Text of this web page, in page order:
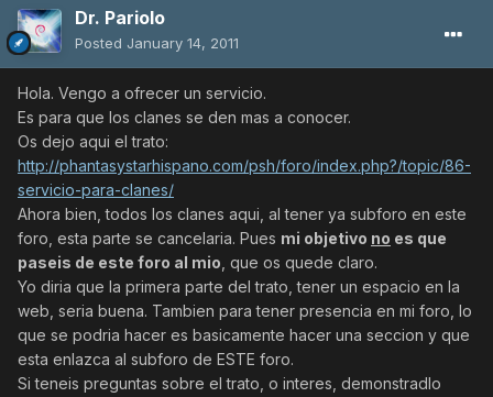
Dr. Pariolo
Posted January 14, 2011
Hola. Vengo a ofrecer un servicio.
Es para que los clanes se den mas a conocer.
Os dejo aqui el trato:
http://phantasystarhispano.com/psh/foro/index.php?/topic/86-
servicio-para-clanes/
Ahora bien, todos los clanes aqui, al tener ya subforo en este
foro, esta parte se cancelaria. Pues mi objetivo no es que
paseis de este foro al mio , que os quede claro.
Yo diria que la primera parte del trato, tener un espacio en la
web, seria buena. Tambien para tener presencia en mi foro, lo
que se podria hacer es basicamente hacer una seccion y que
esta enlazca al subforo de ESTE foro.
Si teneis preguntas sobre el trato, o interes, demonstradlo